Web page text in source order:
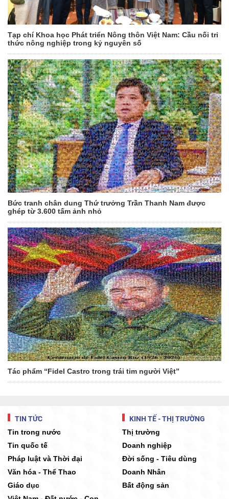
Tạp chí Khoa học Phát triển Nông thôn Việt Nam: Cầu nối tri
thức nông nghiệp trong kỷ nguyên số
Bức tranh chân dung Thứ trưởng Trần Thanh Nam được
ghép từ 3.600 tấm ảnh nhỏ
Tác phẩm “Fidel Castro trong trái tim người Việt”
TIN TỨC
Tin trong nước
Tin quốc tế
Pháp luật và Thời đại
Văn hóa - Thể Thao
Giáo dục
KINH TẾ - THỊ TRƯỜNG
Thị trường
Doanh nghiệp
Đời sống - Tiêu dùng
Doanh Nhân
Bất động sản